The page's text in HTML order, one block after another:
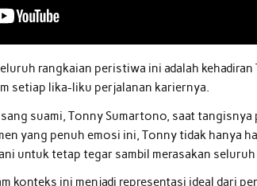
rangkaian peristiwa ini adalah
setiap lika-liku perjalanan kariernya.
suami, Tonny Sumartono, saat
yang penuh emosi ini, Tonny tidak hanya
untuk tetap tegar sambil merasakan
konteks ini menjadi representasi ideal dari